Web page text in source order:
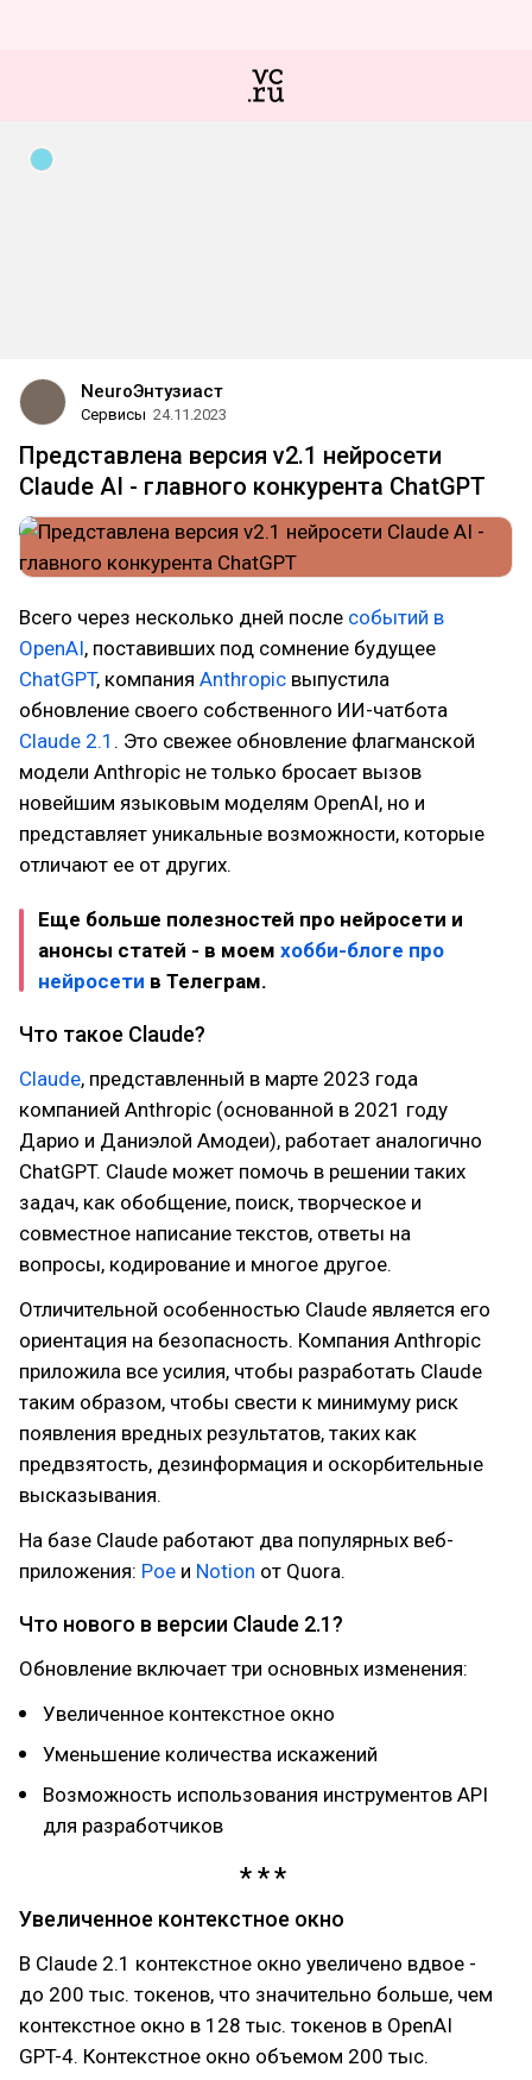
NeuroЭнтузиаст
Сервисы 24.11.2023
Представлена версия v2.1 нейросети
Claude AI - главного конкурента ChatGPT
Всего через несколько дней после событий в
OpenAI, поставивших под сомнение будущее
ChatGPT, компания Anthropic выпустила
обновление своего собственного ИИ-чатбота
Claude 2.1 . Это свежее обновление флагманской
модели Anthropic не только бросает вызов
новейшим языковым моделям OpenAI, но и
представляет уникальные возможности, которые
отличают ее от других.
Еще больше полезностей про нейросети и
анонсы статей - в моем хобби-блоге про
нейросети в Телеграм.
Что такое Claude?
Claude, представленный в марте 2023 года
компанией Anthropic (основанной в 2021 году
Дарио и Даниэлой Амодеи), работает аналогично
ChatGPT. Claude может помочь в решении таких
задач, как обобщение, поиск, творческое и
совместное написание текстов, ответы на
вопросы, кодирование и многое другое.
Отличительной особенностью Claude является его
ориентация на безопасность. Компания Anthropic
приложила все усилия, чтобы разработать Claude
таким образом, чтобы свести к минимуму риск
появления вредных результатов, таких как
предвзятость, дезинформация и оскорбительные
высказывания.
На базе Claude работают два популярных веб-
приложения: Poe и Notion от Quora.
Что нового в версии Claude 2.1?
Обновление включает три основных изменения:
Увеличенное контекстное окно
Уменьшение количества искажений
Возможность использования инструментов API
для разработчиков
Увеличенное контекстное окно
В Claude 2.1 контекстное окно увеличено вдвое -
до 200 тыс. токенов, что значительно больше, чем
контекстное окно в 128 тыс. токенов в OpenAI
GPT-4. Контекстное окно объемом 200 тыс.